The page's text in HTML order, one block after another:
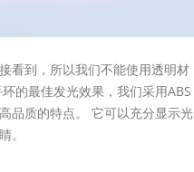
看到，所以我们不能使用透明材
的最佳发光效果，我们采用ABS
品质的特点。 它可以充分显示光
。